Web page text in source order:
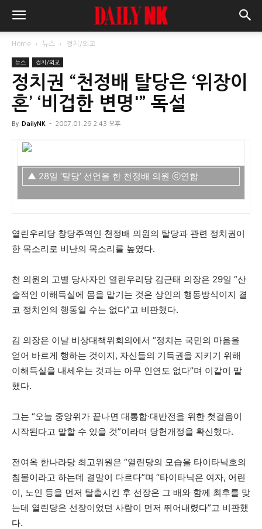
Home 뉴스 정치/외교
뉴스 정치/외교
정치권 “천정배 탈당은 ‘위장이
혼’ ‘비겁한 변명'” 독설
By DailyNK - 2007.01.29 2:43 오후
▲ 28일 ‘탈당’ 선언을 한 천정배 의원 ⓒ연합
열린우리당 창당주역인 천정배 의원의 탈당과 관련 정치권이
한 목소리로 비난의 목소리를 높였다.
천 의원의 고별 당사자인 열린우리당 김근태 의장은 29일 “산
술적인 이해득실에 몸을 맡기는 것은 상인의 행동방식이지 결
코 정치인의 행동일 수는 없다”고 비판했다.
김 의장은 이날 비상대책위회의에서 “정치는 국민의 마음을
얻어 바르게 행하는 것이지, 자신들의 기득권을 지키기 위해
이해득실을 내세우는 것과는 아무 인연도 없다”며 이같이 말
했다.
그는 “오늘 중앙위가 끝나면 대통합·대반전을 위한 첫걸음이
시작된다고 말할 수 있을 것”이라며 당헌개정을 확신했다.
전여옥 한나라당 최고위원은 “열린당의 모습을 타이타닉호의
침몰이라고 하는데 결말이 다르다”며 “타이타닉은 여자, 어린
이, 노인 등을 먼저 탈출시킨 후 선장은 그 배와 함께 최후를 맞
는데 열린당은 선장이었던 사람이 먼저 뛰어내렸다”고 비판했
다.